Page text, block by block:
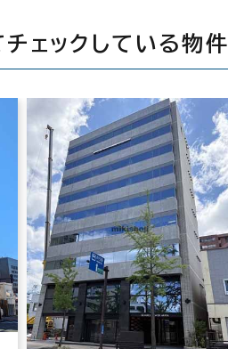
ェックしている物件